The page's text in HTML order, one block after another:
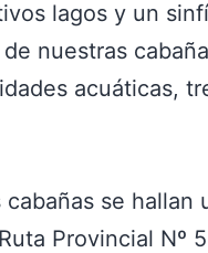
lagos y un
nuestras
acuáticas,
se hallan
Provincial Nº